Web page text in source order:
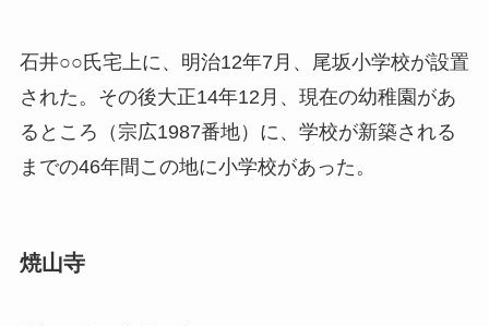
石井○○氏宅上に、明治12年7月、尾坂小学校が設置
された。その後大正14年12月、現在の幼稚園があ
るところ（宗広1987番地）に、学校が新築される
までの46年間この地に小学校があった。
焼山寺